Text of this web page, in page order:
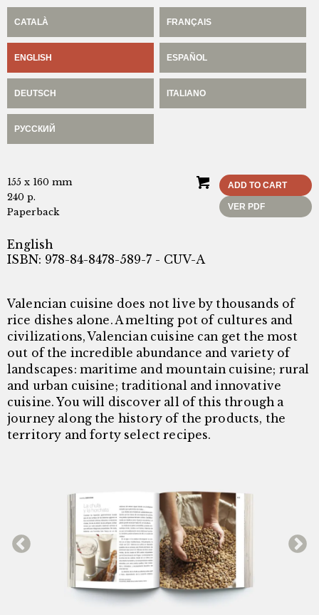
CATALÀ FRANÇAIS
ENGLISH ESPAÑOL
DEUTSCH ITALIANO
РУССКИЙ
155 x 160 mm
240 p.
Paperback
ADD TO CART
VER PDF
English
ISBN: 978-84-8478-589-7 - CUV-A
Valencian cuisine does not live by thousands of
rice dishes alone. A melting pot of cultures and
civilizations, Valencian cuisine can get the most
out of the incredible abundance and variety of
landscapes: maritime and mountain cuisine; rural
and urban cuisine; traditional and innovative
cuisine. You will discover all of this through a
journey along the history of the products, the
territory and forty select recipes.